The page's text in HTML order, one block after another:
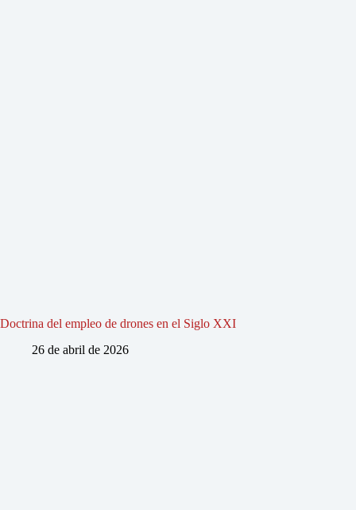
Doctrina del empleo de drones en el Siglo XXI
26 de abril de 2026